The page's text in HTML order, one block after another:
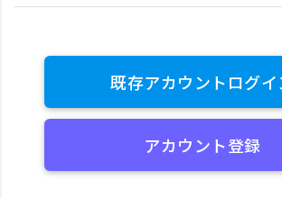
既存アカウントログイ
アカウント登録